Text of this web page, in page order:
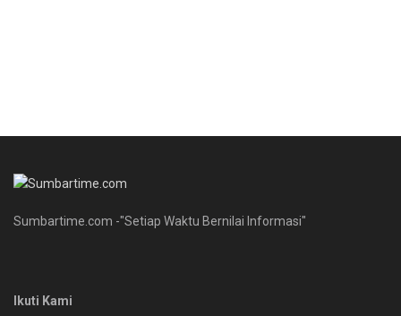
Sumbartime.com -"Setiap Waktu Bernilai Informasi"
Ikuti Kami